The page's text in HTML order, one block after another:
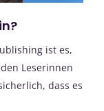
ist es,
Leserinnen
dass es